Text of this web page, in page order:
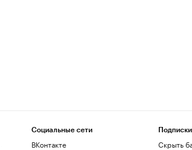
Социальные сети
ВКонтакте
Подписки
Скрыть